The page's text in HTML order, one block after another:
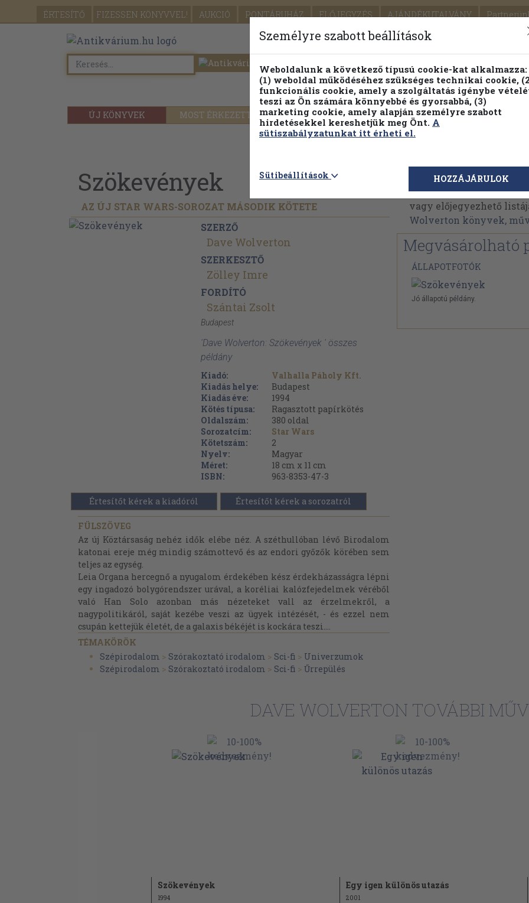
ÉRTESÍTŐ FIZESSEN KÖNYVVEL! AUKCIÓ PONTÁRUHÁZ ELŐJEGYZÉS AJÁNDÉKUTALVÁNY
SEGÍTSÉG
ÚJ KÖNYVEK MOST ÉRKEZETT PILLANATNYI ÁRAINK FENNTARTHATÓ
Részletes kereső Témaköri fa
Szökevények
AZ ÚJ STAR WARS-SOROZAT MÁSODIK KÖTETE
SZERZŐ
Dave Wolverton
SZERKESZTŐ
Zölley Imre
FORDÍTÓ
Szántai Zsolt
Budapest
'Dave Wolverton: Szökevények ' összes
példány
Kiadó:
Valhalla Páholy Kft.
Kiadás helye:
Budapest
Kiadás éve:
1994
Kötés típusa:
Ragasztott papírkötés
Oldalszám:
380 oldal
Sorozatcím:
Star Wars
Kötetszám:
2
Nyelv:
Magyar
Méret:
18 cm x 11 cm
ISBN:
963-8353-47-3
Értesítőt kérek a kiadóról Értesítőt kérek a sorozatról
FÜLSZÖVEG
Az új Köztársaság nehéz idők elébe néz. A széthullóban lévő Birodalom
katonai ereje még mindig számottevő és az endori győzők körében sem
teljes az egység.
Leia Organa hercegnő a nyugalom érdekében kész érdekházasságra lépni
egy ingadozó bolygórendszer urával, a koréliai kalózfejedelmek véréből
való Han Solo azonban más nézeteket vall az érzelmekről, a
nagypolitikáról, saját kezébe veszi az ügyek intézését, - és ezzel nem
csupán kettejük életét, de a galaxis békéjét is kockára teszi....
TÉMAKÖRÖK
Szépirodalom > Szórakoztató irodalom > Sci-fi > Univerzumok
Szépirodalom > Szórakoztató irodalom > Sci-fi > Űrrepülés
Dave Wolverton
Dave Wolverton
vagy előjegyezhető
Wolverton könyvek,
Megvásárolható
ÁLLAPOTFOTÓK
Jó állapotú példány.
DAVE WOLVERTON TOVÁBBI
Szökevények
1994
Egy igen különös utazás
2001
Személyre szabott beállítások
Weboldalunk a következő típusú cookie-kat alkalmazza:
(1) weboldal működéséhez szükséges technikai cookie,
funkcionális cookie, amely a szolgáltatás igénybe
teszi az Ön számára könnyebbé és gyorsabbá, (3)
marketing cookie, amely alapján személyre szabott
hirdetésekkel kereshetjük meg Önt. A
sütiszabályzatunkat itt érheti el.
Sütibeállítások HOZZÁJÁRULOK